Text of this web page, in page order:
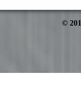
©